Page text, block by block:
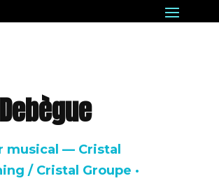
musical — Cristal
/ Cristal Groupe ·